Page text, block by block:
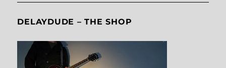
DELAYDUDE – THE SHOP